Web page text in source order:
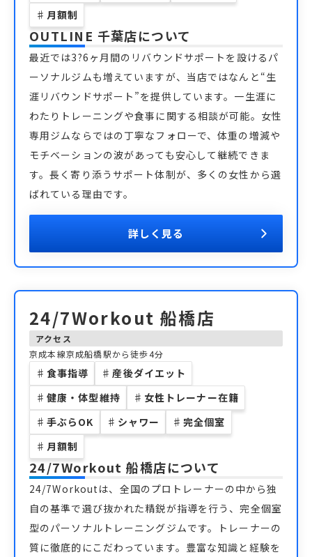
♯ 月額制
OUTLINE 千葉店について
最近では3?6ヶ月間のリバウンドサポートを設けるパ
ーソナルジムも増えていますが、当店ではなんと“生
涯リバウンドサポート”を提供しています。一生涯に
わたりトレーニングや食事に関する相談が可能。女性
専用ジムならではの丁寧なフォローで、体重の増減や
モチベーションの波があっても安心して継続できま
す。長く寄り添うサポート体制が、多くの女性から選
ばれている理由です。
詳しく見る
24/7Workout 船橋店
アクセス
京成本線京成船橋駅から徒歩4分
♯ 食事指導 ♯ 産後ダイエット
♯ 健康・体型維持 ♯ 女性トレーナー在籍
♯ 手ぶらOK ♯ シャワー ♯ 完全個室
♯ 月額制
24/7Workout 船橋店について
24/7Workoutは、全国のプロトレーナーの中から独
自の基準で選び抜かれた精鋭が指導を行う、完全個室
型のパーソナルトレーニングジムです。トレーナーの
質に徹底的にこだわっています。豊富な知識と経験を